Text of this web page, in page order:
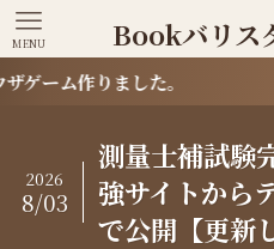
Bookバリス
MENU
ました。
測量士補試験
強サイトから
で公開【更新
2026
8/03